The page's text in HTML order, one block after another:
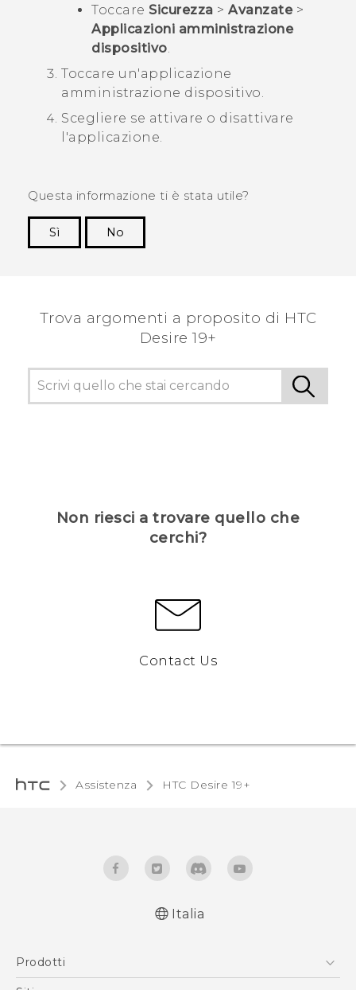
Toccare Sicurezza > Avanzate>
Applicazioni amministrazione
dispositivo.
Toccare un'applicazione
amministrazione dispositivo.
Scegliere se attivare o disattivare
l'applicazione.
Questa informazione ti è stata utile?
Sì
No
Trova argomenti a proposito di ‎HTC
Desire 19+‎
Non riesci a trovare quello che
cerchi?
Contact Us
Assistenza ‎HTC Desire 19+‎‎
Italia
Prodotti